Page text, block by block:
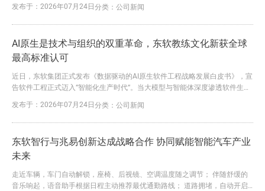
高风险事件上…… 这些变化，并非来自更多的人力，也不是更多的规则，而是
来自一种新的能力——AI开始参与安全决策。 今天，网络安全正在经历一次深
发布于：2026年07月24日 分类： 公司新闻
AI原生是技术与组织的双重革命，东软教练文化新获全球
最高标准认可
近日，东软集团正式发布《数据驱动的AI原生软件工程战略发展白皮书》，宣
告软件工程正式迈入“智能化生产时代“。当大模型与智能体深度渗透软件生产
在于技术底座的升级，更在于组织形态与人力资源管理的深层重构。 AI时代
最稀缺的组织资源决定变革的成功 AI时代的人力资源管理正在经历从“管人”到
发布于：2026年07月24日 分类： 公司新闻
东软智行与兆易创新达成战略合作 协同赋能智能汽车产业
未来
走近车辆，车门自动解锁，座椅、后视镜、空调温度随之调节； 伴随舒缓的
音乐响起，语音助手根据日程主动推荐最优通勤路线； 道路拥堵，自动开启